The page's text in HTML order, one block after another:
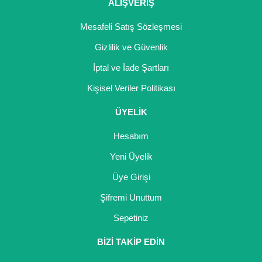
ALIŞVERİŞ
Mesafeli Satış Sözleşmesi
Gizlilik ve Güvenlik
İptal ve İade Şartları
Kişisel Veriler Politikası
ÜYELİK
Hesabım
Yeni Üyelik
Üye Girişi
Şifremi Unuttum
Sepetiniz
BİZİ TAKİP EDİN